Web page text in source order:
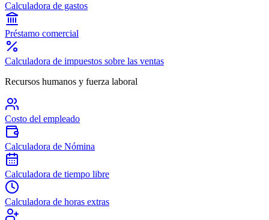
Calculadora de gastos
Préstamo comercial
Calculadora de impuestos sobre las ventas
Recursos humanos y fuerza laboral
Costo del empleado
Calculadora de Nómina
Calculadora de tiempo libre
Calculadora de horas extras